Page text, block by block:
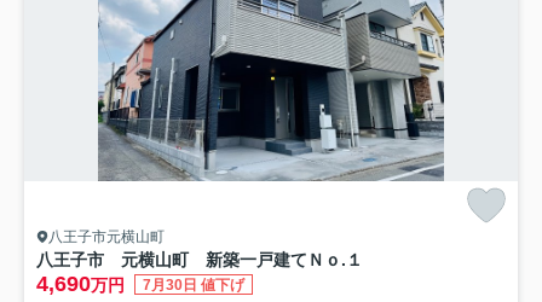
八王子市元横山町
八王子市 元横山町 新築一戸建て Ｎｏ.１
4,690万円 7月30日 値下げ